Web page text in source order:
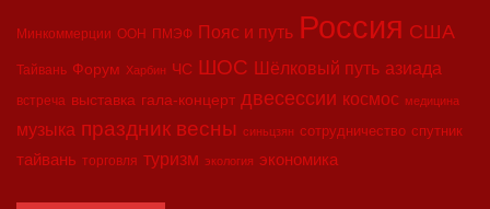
Минкоммерции ООН ПМЭФ Пояс и путь Россия США
Тайвань Форум Харбин ЧС ШОС Шёлковый путь азиада
встреча выставка гала-концерт двесессии космос медицина
музыка праздник весны синьцзян сотрудничество спутник
тайвань торговля туризм экология экономика